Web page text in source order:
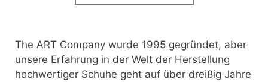
The ART Company wurde 1995 gegründet, aber
unsere Erfahrung in der Welt der Herstellung
hochwertiger Schuhe geht auf über dreißig Jahre